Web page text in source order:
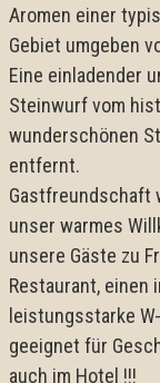
Aromen einer
Gebiet umgeben
Eine einladender
Steinwurf vom
wunderschönen
entfernt.
Gastfreundschaft
unser warmes
unsere Gäste zu
Restaurant, einen
leistungsstarke
geeignet für
auch im Hotel !!!